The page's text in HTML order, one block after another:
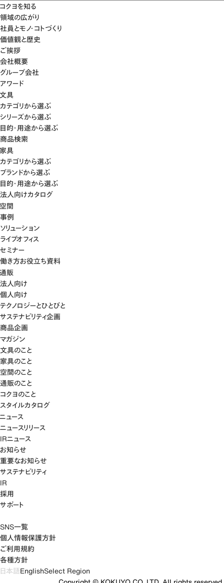
コクヨを知る
領域の広がり
社員とモノ・コトづくり
価値観と歴史
ご挨拶
会社概要
グループ会社
アワード
文具
カテゴリから選ぶ
シリーズから選ぶ
目的・用途から選ぶ
商品検索
家具
カテゴリから選ぶ
ブランドから選ぶ
目的・用途から選ぶ
法人向けカタログ
空間
事例
ソリューション
ライブオフィス
セミナー
働き方お役立ち資料
通販
法人向け
個人向け
テクノロジーとひとびと
サステナビリティ企画
商品企画
マガジン
文具のこと
家具のこと
空間のこと
通販のこと
コクヨのこと
スタイルカタログ
ニュース
ニュースリリース
IRニュース
お知らせ
重要なお知らせ
サステナビリティ
IR
採用
サポート
SNS一覧
個人情報保護方針
ご利用規約
各種方針
日本語EnglishSelect Region